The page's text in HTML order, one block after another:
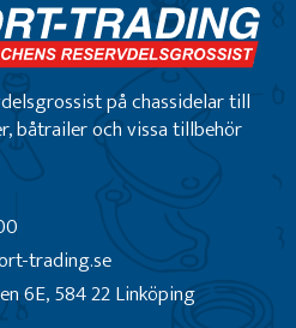
på chassidelar till
båtrailer och vissa tillbehör
trading.se
6E, 584 22 Linköping